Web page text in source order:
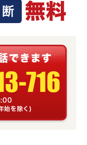
無料
できます
716
始を除く)